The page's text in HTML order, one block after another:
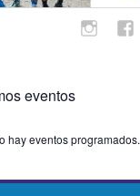
eventos
hay eventos programados.